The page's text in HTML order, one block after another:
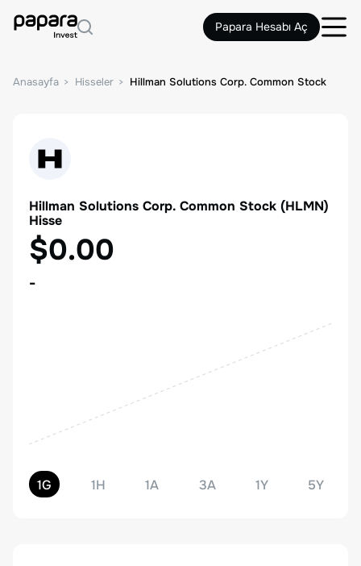
Papara Hesabı Aç
Anasayfa Hisseler Hillman Solutions Corp. Common Stock
Hillman Solutions Corp. Common Stock (HLMN)
Hisse
$0.00
-
1G 1H 1A 3A 1Y 5Y